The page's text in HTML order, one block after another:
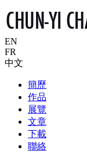
EN
FR
中文
簡歷
作品
展覽
文章
下載
聯絡